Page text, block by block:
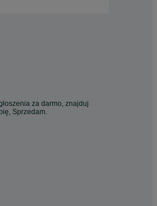
za darmo, znajduj
Sprzedam.